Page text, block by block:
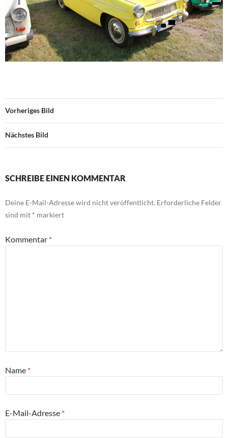
Vorheriges Bild
Nächstes Bild
SCHREIBE EINEN KOMMENTAR
Deine E-Mail-Adresse wird nicht veröffentlicht. Erforderliche Felder
sind mit * markiert
Kommentar *
Name *
E-Mail-Adresse *